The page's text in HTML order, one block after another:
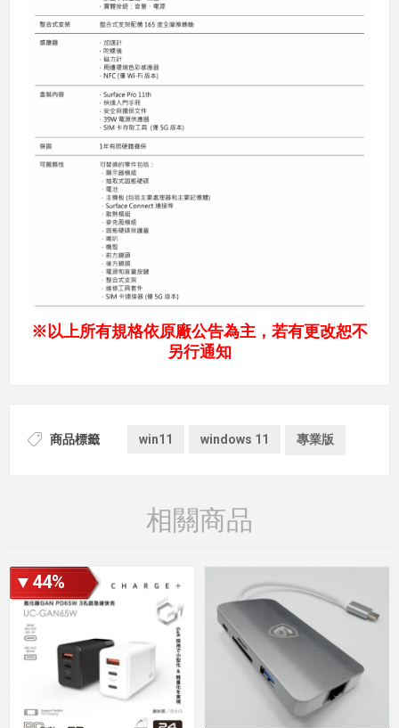
※以上所有規格依原廠公告為主，若有更改恕不
另行通知
商品標籤 win11 windows 11 專業版
相關商品
▼44%